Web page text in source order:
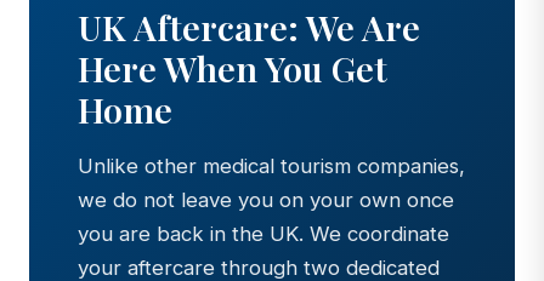
UK Aftercare: We Are
Here When You Get
Home
Unlike other medical tourism companies,
we do not leave you on your own once
you are back in the UK. We coordinate
your aftercare through two dedicated